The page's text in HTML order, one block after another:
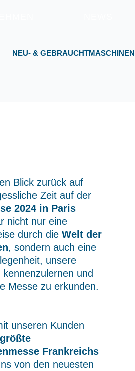
NEU- & GEBRAUCHTMASCHINEN
Blick zurück auf
Zeit auf der
2024 in Paris
nicht nur eine
durch die Welt der
, sondern auch eine
unsere
und
Messe zu erkunden.
unseren Kunden
größte
Frankreichs
von den neuesten